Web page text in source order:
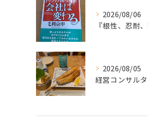
2026/08/06
2026/08/05